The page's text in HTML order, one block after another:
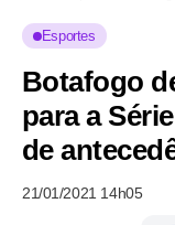
Esportes
Botafogo
para a
de
21/01/2021 14h05